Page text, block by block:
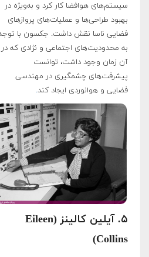
سیستم‌های هوافضا کار کرد و به‌ویژه در
بهبود طراحی‌ها و عملیات‌های پروازهای
فضایی ناسا نقش داشت. جکسون با
به محدودیت‌های اجتماعی و نژادی که در
آن زمان وجود داشت، توانست
پیشرفت‌های چشمگیری در مهندسی
فضایی و هوانوردی ایجاد کند.
۵. آیلین کالینز (Eileen
Collins)